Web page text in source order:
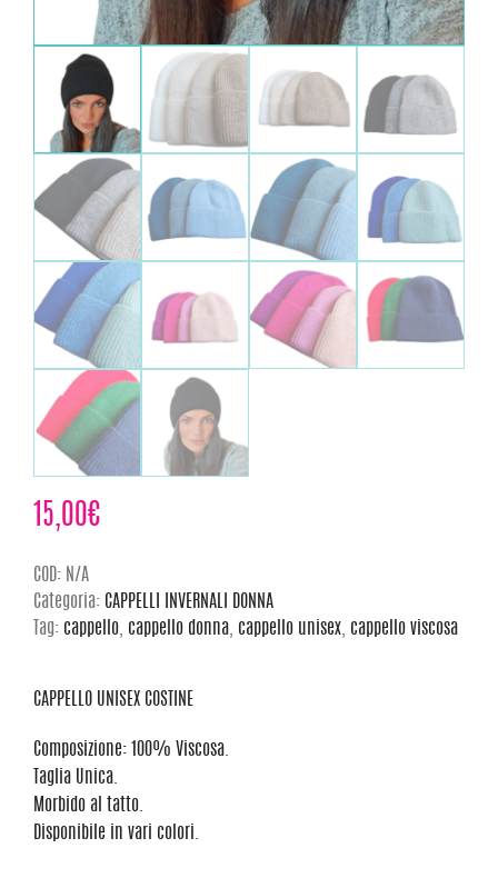
15,00€
COD: N/A
Categoria: CAPPELLI INVERNALI DONNA
Tag: cappello cappello donna cappello unisex cappello viscosa
CAPPELLO UNISEX COSTINE
Composizione: 100% Viscosa.
Taglia Unica.
Morbido al tatto.
Disponibile in vari colori.